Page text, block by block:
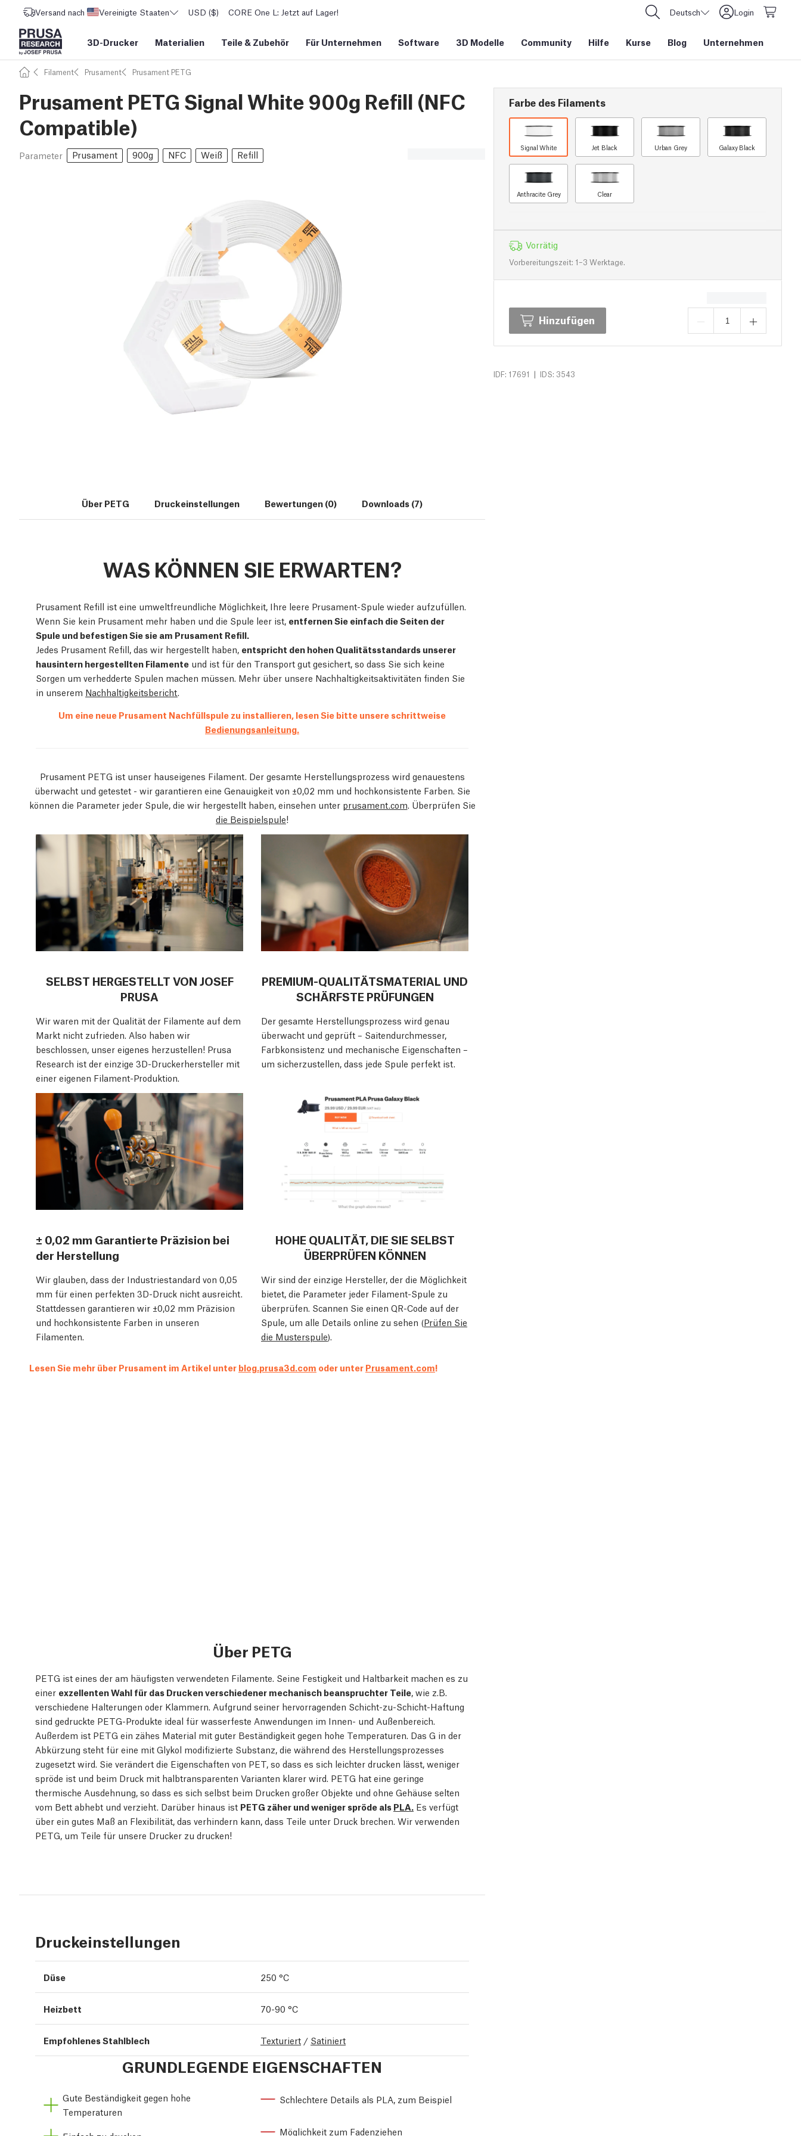
Versand nach Vereinigte Staaten USD ($) CORE One L: Jetzt auf Lager! Deutsch Login
3D-Drucker Materialien Teile & Zubehör Für Unternehmen Software 3D Modelle Community Hilfe Kurse Blog Unternehmen
Filament Prusament Prusament PETG
Prusament PETG Signal White 900g Refill (NFC
Compatible)
Parameter Prusament 900g NFC Weiß Refill
Farbe des Filaments
Signal White Jet Black Urban Grey Galaxy Black
Anthracite Grey Clear
Vorrätig
Vorbereitungszeit: 1–3 Werktage.
Hinzufügen
IDF: 17691 | IDS: 3543
Über PETG Druckeinstellungen Bewertungen (0) Downloads (7)
WAS KÖNNEN SIE ERWARTEN?
Prusament Refill ist eine umweltfreundliche Möglichkeit, Ihre leere Prusament-Spule wieder aufzufüllen.
Wenn Sie kein Prusament mehr haben und die Spule leer ist, entfernen Sie einfach die Seiten der
Spule und befestigen Sie sie am Prusament Refill.
Jedes Prusament Refill, das wir hergestellt haben, entspricht den hohen Qualitätsstandards unserer
hausintern hergestellten Filamente und ist für den Transport gut gesichert, so dass Sie sich keine
Sorgen um verhedderte Spulen machen müssen. Mehr über unsere Nachhaltigkeitsaktivitäten finden Sie
in unserem Nachhaltigkeitsbericht.
Um eine neue Prusament Nachfüllspule zu installieren, lesen Sie bitte unsere schrittweise
Bedienungsanleitung.
Prusament PETG ist unser hauseigenes Filament. Der gesamte Herstellungsprozess wird genauestens
überwacht und getestet - wir garantieren eine Genauigkeit von ±0,02 mm und hochkonsistente Farben. Sie
können die Parameter jeder Spule, die wir hergestellt haben, einsehen unter prusament.com. Überprüfen Sie
die Beispielspule!
SELBST HERGESTELLT VON JOSEF
PRUSA
Wir waren mit der Qualität der Filamente auf dem
Markt nicht zufrieden. Also haben wir
beschlossen, unser eigenes herzustellen! Prusa
Research ist der einzige 3D-Druckerhersteller mit
einer eigenen Filament-Produktion.
PREMIUM-QUALITÄTSMATERIAL UND
SCHÄRFSTE PRÜFUNGEN
Der gesamte Herstellungsprozess wird genau
überwacht und geprüft – Saitendurchmesser,
Farbkonsistenz und mechanische Eigenschaften –
um sicherzustellen, dass jede Spule perfekt ist.
± 0,02 mm Garantierte Präzision bei
der Herstellung
Wir glauben, dass der Industriestandard von 0,05
mm für einen perfekten 3D-Druck nicht ausreicht.
Stattdessen garantieren wir ±0,02 mm Präzision
und hochkonsistente Farben in unseren
Filamenten.
HOHE QUALITÄT, DIE SIE SELBST
ÜBERPRÜFEN KÖNNEN
Wir sind der einzige Hersteller, der die Möglichkeit
bietet, die Parameter jeder Filament-Spule zu
überprüfen. Scannen Sie einen QR-Code auf der
Spule, um alle Details online zu sehen (Prüfen Sie
die Musterspule).
Lesen Sie mehr über Prusament im Artikel unter blog.prusa3d.com oder unter Prusament.com!
Über PETG
PETG ist eines der am häufigsten verwendeten Filamente. Seine Festigkeit und Haltbarkeit machen es zu
einer exzellenten Wahl für das Drucken verschiedener mechanisch beanspruchter Teile , wie z.B.
verschiedene Halterungen oder Klammern. Aufgrund seiner hervorragenden Schicht-zu-Schicht-Haftung
sind gedruckte PETG-Produkte ideal für wasserfeste Anwendungen im Innen- und Außenbereich.
Außerdem ist PETG ein zähes Material mit guter Beständigkeit gegen hohe Temperaturen. Das G in der
Abkürzung steht für eine mit Glykol modifizierte Substanz, die während des Herstellungsprozesses
zugesetzt wird. Sie verändert die Eigenschaften von PET, so dass es sich leichter drucken lässt, weniger
spröde ist und beim Druck mit halbtransparenten Varianten klarer wird. PETG hat eine geringe
thermische Ausdehnung, so dass es sich selbst beim Drucken großer Objekte und ohne Gehäuse selten
vom Bett abhebt und verzieht. Darüber hinaus ist PETG zäher und weniger spröde als PLA. Es verfügt
über ein gutes Maß an Flexibilität, das verhindern kann, dass Teile unter Druck brechen. Wir verwenden
PETG, um Teile für unsere Drucker zu drucken!
Druckeinstellungen
Düse 250 °C
Heizbett 70-90 °C
Empfohlenes Stahlblech Texturiert / Satiniert
GRUNDLEGENDE EIGENSCHAFTEN
Gute Beständigkeit gegen hohe
Temperaturen
Schlechtere Details als PLA, zum Beispiel
Möglichkeit zum Fadenziehen